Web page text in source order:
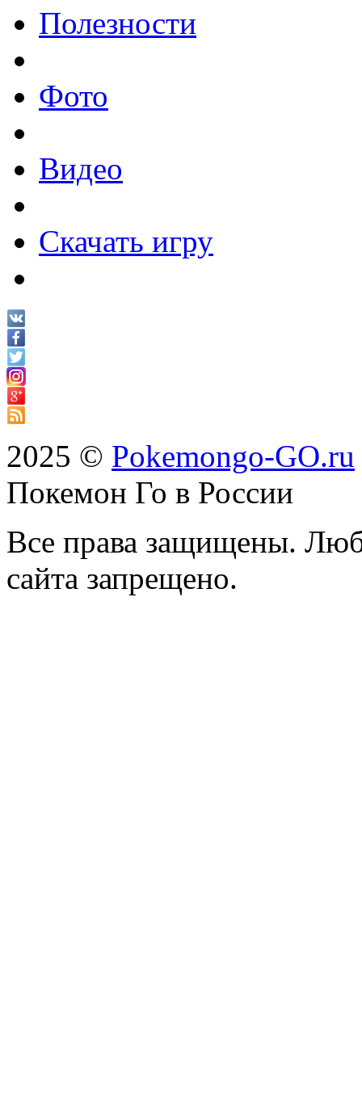
Полезности
Фото
Видео
Скачать игру
2025 © Pokemongo-GO.ru
Покемон Го в России
Все права защищены.
сайта запрещено.